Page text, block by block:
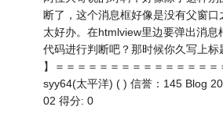
断了，这个消息框好像是没有父窗口
太好办。在htmlview里边要弹出消息
代码进行判断吧？那时候你久写上标
】＝＝＝＝＝＝＝＝＝＝＝＝＝＝＝
syy64(太平洋) ( ) 信誉：145 Blog
02 得分: 0